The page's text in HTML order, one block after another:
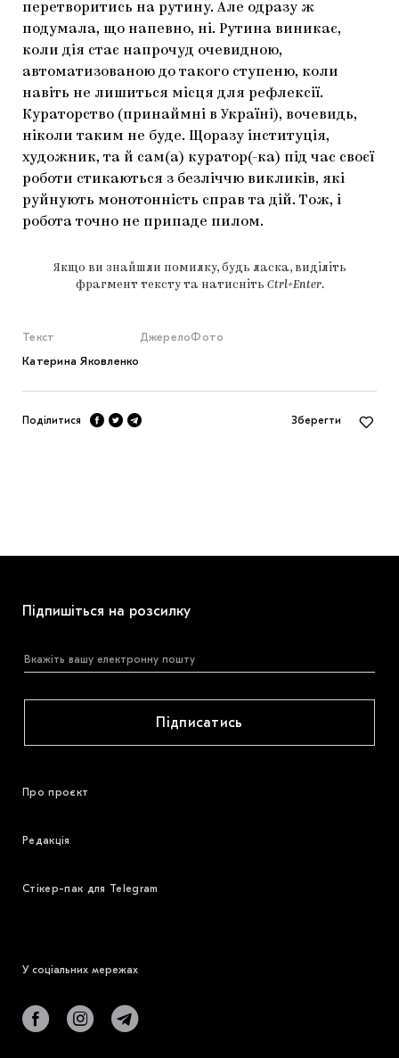
перетворитись на рутину. Але одразу ж
подумала, що напевно, ні. Рутина виникає,
коли дія стає напрочуд очевидною,
автоматизованою до такого ступеню, коли
навіть не лишиться місця для рефлексії.
Кураторство (принаймні в Україні), вочевидь,
ніколи таким не буде. Щоразу інституція,
художник, та й сам(а) куратор(-ка) під час своєї
роботи стикаються з безліччю викликів, які
руйнують монотонність справ та дій. Тож, і
робота точно не припаде пилом.
Якщо ви знайшли помилку, будь ласка, виділіть
фрагмент тексту та натисніть Ctrl+Enter.
Текст
Катерина Яковленко
ДжерелоФото
Поділитися Зберегти
Підпишіться на розсилку
Підписатись
Про проєкт
Редакція
Стікер-пак для Telegram
У соціальних мережах